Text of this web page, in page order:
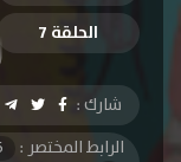
الحلقة 7
الحلقة 10
الحلقة 13
شارك :
الرابط المختصر :